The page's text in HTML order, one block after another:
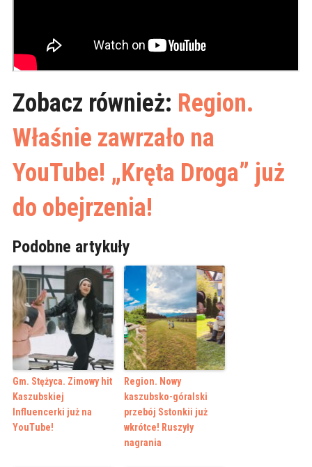
Zobacz również: Region.
Właśnie zawrzało na
YouTube! „Kręta Droga” już
do obejrzenia!
Podobne artykuły
Gm. Stężyca. Zimowy hit
Kaszubskiej
Influencerki już na
YouTube!
Region. Nowy
kaszubsko-góralski
przebój Sstonkii już
wkrótce! Ruszyły
nagrania